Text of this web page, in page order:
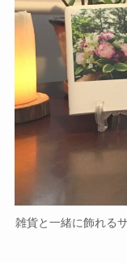
雑貨と一緒に飾れる